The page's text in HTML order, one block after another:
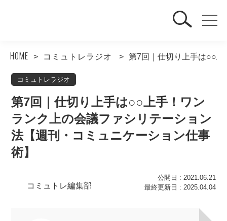
HOME コミュトレラジオ 第7回｜仕切り上手は○○
コミュトレラジオ
第7回｜仕切り上手は○○上手！ワン
ランク上の会議ファシリテーション
法【週刊・コミュニケーション仕事
術】
コミュトレ編集部
公開日 : 2021.06.21
最終更新日 : 2025.04.04